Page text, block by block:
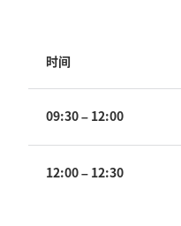
时间
09:30 – 12:00
12:00 – 12:30